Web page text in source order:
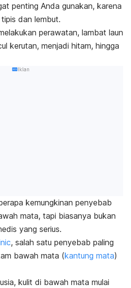
penting Anda gunakan, karena
dan lembut.
perawatan, lambat laun
kerutan, menjadi hitam, hingga
Iklan
kemungkinan penyebab
mata, tapi biasanya bukan
yang serius.
, salah satu penyebab paling
bawah mata (kantung mata)
kulit di bawah mata mulai